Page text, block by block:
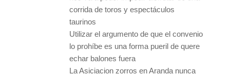
corrida de toros y espectáculos
taurinos
Utilizar el argumento de que el convenio
lo prohíbe es una forma pueril de quere
echar balones fuera
La Asiciacion zorros en Aranda nunca